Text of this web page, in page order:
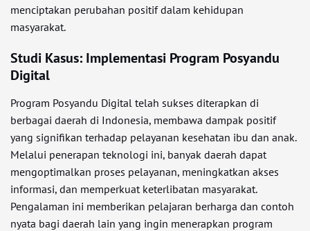
menciptakan perubahan positif dalam kehidupan
masyarakat.
Studi Kasus: Implementasi Program Posyandu
Digital
Program Posyandu Digital telah sukses diterapkan di
berbagai daerah di Indonesia, membawa dampak positif
yang signifikan terhadap pelayanan kesehatan ibu dan anak.
Melalui penerapan teknologi ini, banyak daerah dapat
mengoptimalkan proses pelayanan, meningkatkan akses
informasi, dan memperkuat keterlibatan masyarakat.
Pengalaman ini memberikan pelajaran berharga dan contoh
nyata bagi daerah lain yang ingin menerapkan program